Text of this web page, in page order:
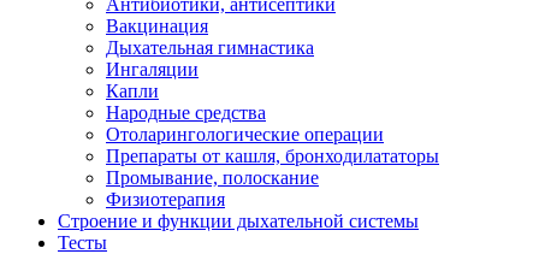
Вакцинация
Дыхательная гимнастика
Ингаляции
Капли
Народные средства
Отоларингологические операции
Препараты от кашля, бронходилататоры
Промывание, полоскание
Физиотерапия
Строение и функции дыхательной системы
Тесты